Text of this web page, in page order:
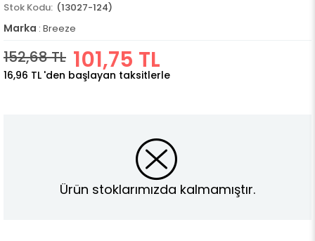
(13027-124)
Marka : Breeze
152,68 TL 101,75 TL
16,96 TL 'den başlayan taksitlerle
Ürün stoklarımızda kalmamıştır.